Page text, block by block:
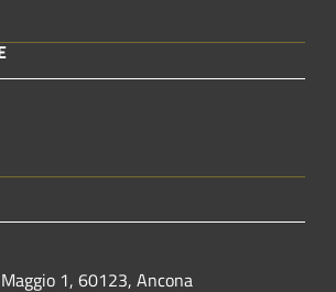
1, 60123, Ancona